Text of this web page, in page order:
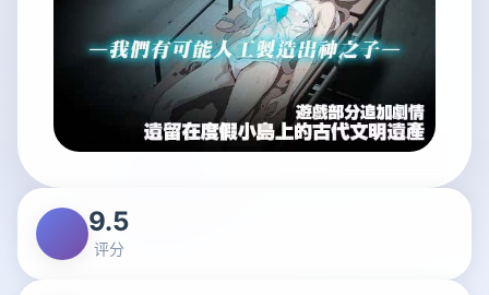
9.5
评分